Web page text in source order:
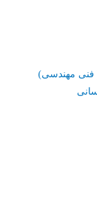
فنی مهندسی)